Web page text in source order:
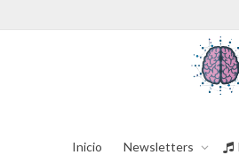
Inicio Newsletters